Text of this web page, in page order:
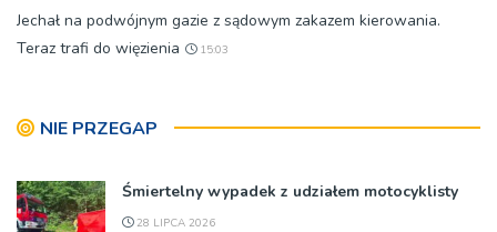
Jechał na podwójnym gazie z sądowym zakazem kierowania.
Teraz trafi do więzienia
15:03
NIE PRZEGAP
Śmiertelny wypadek z udziałem motocyklisty
28 LIPCA 2026